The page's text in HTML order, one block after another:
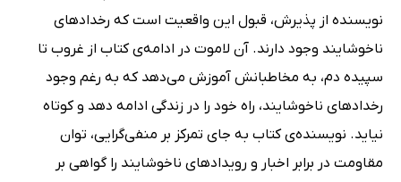
نویسنده از پذیرش، قبول این واقعیت است که رخدادهای
ناخوشایند وجود دارند. آن لاموت در ادامه‌ی کتاب از غروب تا
سپیده‌ دم، به مخاطبانش آموزش می‌دهد که به‌ رغم وجود
رخدادهای ناخوشایند، راه خود را در زندگی ادامه دهد و کوتاه
نیاید. نویسنده‌ی کتاب به جای تمرکز بر منفی‌گرایی، توان
مقاومت در برابر اخبار و رویدادهای ناخوشایند را گواهی بر